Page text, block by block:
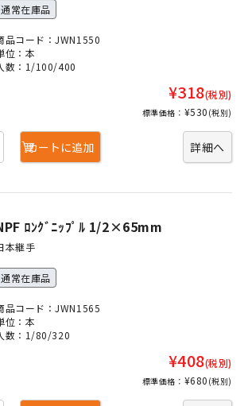
通常在庫品
品コード：JWN1550
位：本
数：1/100/400
¥318(税別)
標準価格： ¥530 (税別)
詳細へ
カートに追加
ﾛﾝｸﾞﾆｯﾌﾟﾙ 1/2×65mm
本継手
通常在庫品
品コード：JWN1565
位：本
数：1/80/320
¥408(税別)
標準価格： ¥680 (税別)